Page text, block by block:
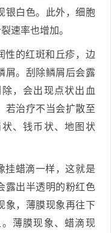
银白色。此外，细胞
速率也增加。
性的红斑和丘疹，边
屑。刮除鳞屑后会露
，会出现点状出血
若治疗不当会扩散至
、钱币状、地图状
挂蜡滴一样，这就是
露出半透明的粉红色
象，薄膜现象再往下
薄膜现象、蜡滴现